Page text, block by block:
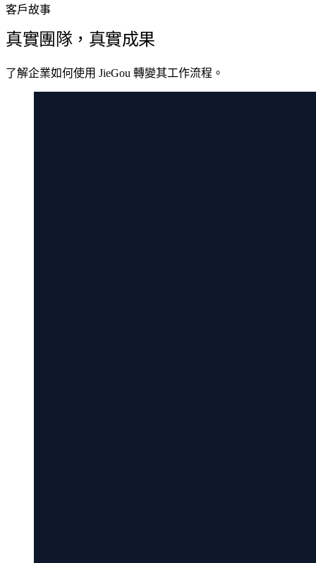
客戶故事
真實團隊，真實成果
了解企業如何使用 JieGou 轉變其工作流程。